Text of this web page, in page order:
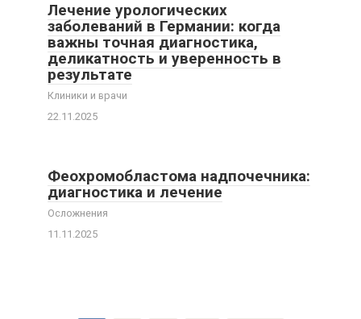
Лечение урологических
заболеваний в Германии: когда
важны точная диагностика,
деликатность и уверенность в
результате
Клиники и врачи
22.11.2025
Феохромобластома надпочечника:
диагностика и лечение
Осложнения
11.11.2025